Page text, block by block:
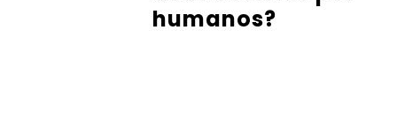
humanos?